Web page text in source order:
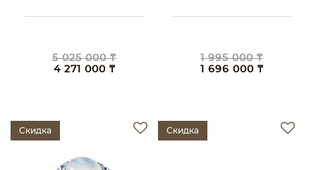
5 025 000 ₸
4 271 000 ₸
1 995 000 ₸
1 696 000 ₸
Скидка Скидка